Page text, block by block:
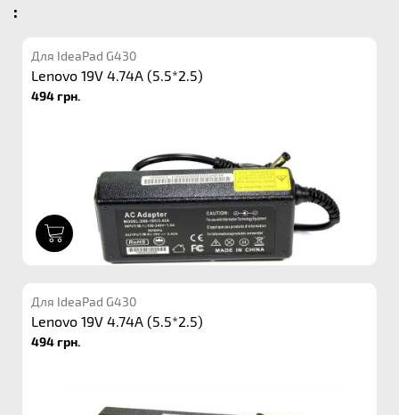
:
Для IdeaPad G430
Lenovo 19V 4.74A (5.5*2.5)
494 грн.
Для IdeaPad G430
Lenovo 19V 4.74A (5.5*2.5)
494 грн.